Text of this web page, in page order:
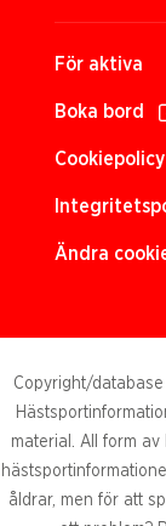
För aktiva
Boka bord
Cookiepolicy
Ändra
Copyright/
material. All form
åldrar, men för att